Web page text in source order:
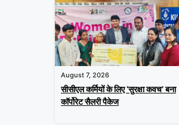
August 7, 2026
सीसीएल कर्मियों के लिए ‘सुरक्षा कवच’ बना
कॉर्पोरेट सैलरी पैकेज